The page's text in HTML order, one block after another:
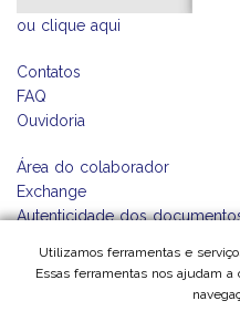
Utilizamos ferramentas e
Essas ferramentas nos ajudam
ou clique aqui
Contatos
FAQ
Ouvidoria
Área do colaborador
Exchange
Autenticidade dos
Central do Professor
Relatório de Transparência e